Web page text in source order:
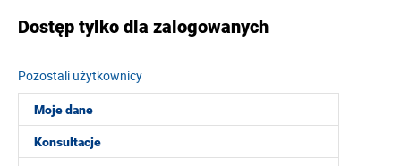
Moje dane
Konsultacje
Dostęp tylko dla zalogowanych
Pozostali użytkownicy